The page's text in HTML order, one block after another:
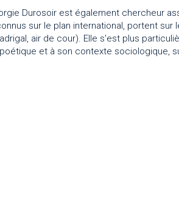
Durosoir est également chercheur
sur le plan international, portent sur
air de cour). Elle s'est plus
et à son contexte sociologique,